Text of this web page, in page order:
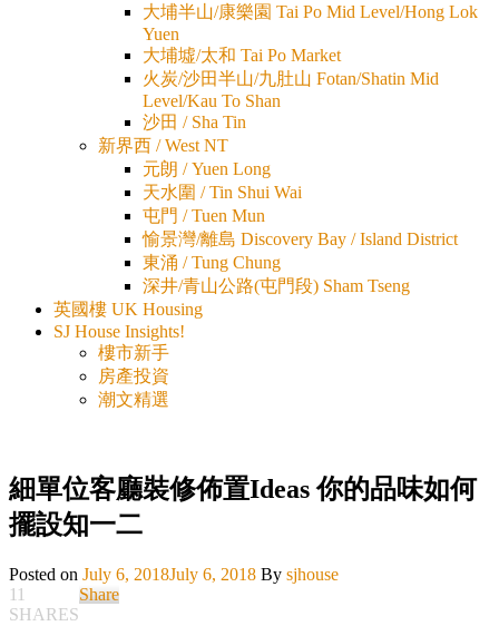
大埔半山/康樂園 Tai Po Mid Level/Hong Lok
Yuen
大埔墟/太和 Tai Po Market
火炭/沙田半山/九肚山 Fotan/Shatin Mid
Level/Kau To Shan
沙田 / Sha Tin
新界西 / West NT
元朗 / Yuen Long
天水圍 / Tin Shui Wai
屯門 / Tuen Mun
愉景灣/離島 Discovery Bay / Island District
東涌 / Tung Chung
深井/青山公路(屯門段) Sham Tseng
英國樓 UK Housing
SJ House Insights!
樓市新手
房產投資
潮文精選
細單位客廳裝修佈置Ideas 你的品味如何
擺設知一二
Posted on July 6, 2018July 6, 2018 By sjhouse
11
SHARES
Share